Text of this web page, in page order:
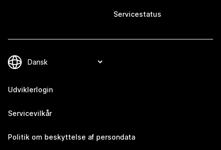
Servicestatus
Udviklerlogin
Servicevilkår
Politik om beskyttelse af persondata